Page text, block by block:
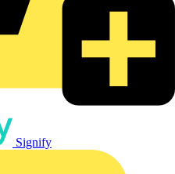
Signify